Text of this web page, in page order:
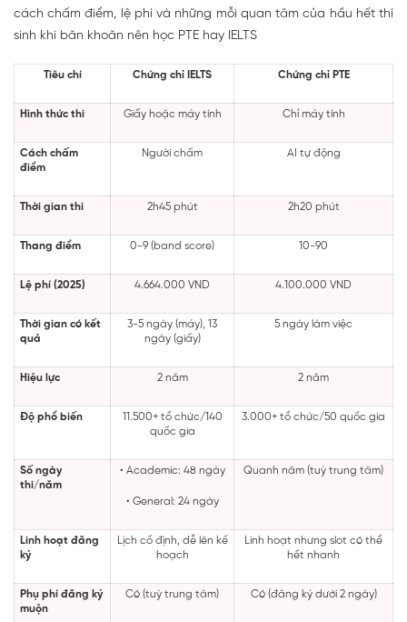
cách chấm điểm, lệ phí và những mỗi quan tâm của hầu hết thí
sinh khi băn khoăn nên học PTE hay IELTS
Tiêu chí Chứng chỉ IELTS Chứng chỉ PTE
Hình thức thi Giấy hoặc máy tính Chỉ máy tính
Cách chấm
điểm
Người chấm AI tự động
Thời gian thi 2h45 phút 2h20 phút
Thang điểm 0-9 (band score) 10-90
Lệ phí (2025) 4.664.000 VND 4.100.000 VND
Thời gian có kết
quả
3-5 ngày (máy), 13
ngày (giấy)
5 ngày làm việc
Hiệu lực 2 năm 2 năm
Độ phổ biến
11.500+ tổ chức/140
quốc gia
3.000+ tổ chức/50 quốc gia
Số ngày
thi/năm
• Academic: 48 ngày
• General: 24 ngày
Quanh năm (tuỳ trung tâm)
Linh hoạt đăng
ký
Lịch cố định, dễ lên kế
hoạch
Linh hoạt nhưng slot có thể
hết nhanh
Phụ phí đăng ký
muộn
Có (tuỳ trung tâm) Có (đăng ký dưới 2 ngày)